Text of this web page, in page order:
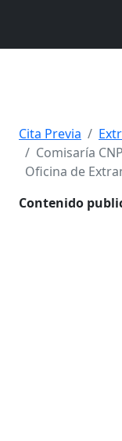
Cita Previa
Comisaría
Oficina de
Contenido